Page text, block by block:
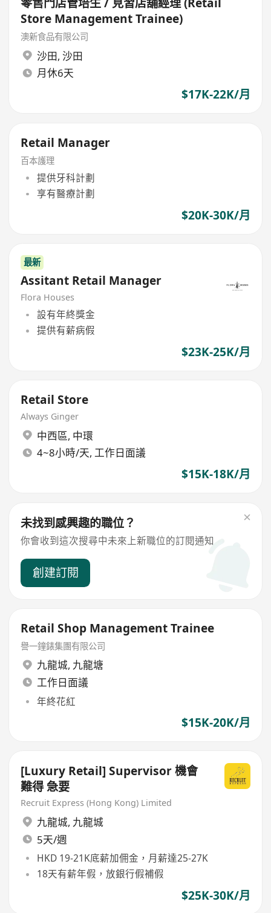
零售門店管培生 / 見習店舖經理 (Retail
Store Management Trainee)
澳新食品有限公司
沙田, 沙田
月休6天
$17K-22K/月
Retail Manager
百本護理
提供牙科計劃
享有醫療計劃
$20K-30K/月
最新
Assitant Retail Manager
Flora Houses
設有年終獎金
提供有薪病假
$23K-25K/月
Retail Store
Always Ginger
中西區, 中環
4~8小時/天, 工作日面議
$15K-18K/月
未找到感興趣的職位？
你會收到這次搜尋中未來上新職位的訂閱通知
創建訂閱
Retail Shop Management Trainee
譽一鐘錶集團有限公司
九龍城, 九龍塘
工作日面議
年終花紅
$15K-20K/月
[Luxury Retail] Supervisor 機會
難得 急要
Recruit Express (Hong Kong) Limited
九龍城, 九龍城
5天/週
HKD 19-21K底薪加佣金，月薪達25-27K
18天有薪年假，放銀行假補假
$25K-30K/月